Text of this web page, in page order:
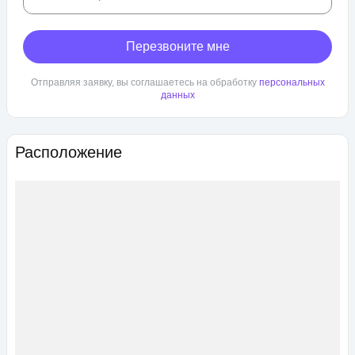
Расположение
Перезвоните мне
Отправляя заявку, вы соглашаетесь на обработку персональных
данных